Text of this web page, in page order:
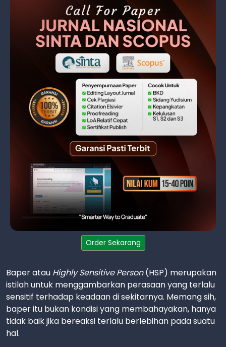
Order Sekarang
Baper atau Highly Sensitive Person(HSP) merupakan
istilah untuk menggambarkan perasaan yang terlalu
sensitif terhadap keadaan di sekitarnya. Memang sih,
baper itu bukan kondisi yang membahayakan, hanya
tidak baik jika bereaksi terlalu berlebihan pada suatu
hal.